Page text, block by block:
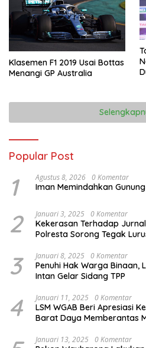
Klasemen F1 2019 Usai Bottas
Menangi GP Australia
Popular Post
1 Agustus 8, 2026 0 Komentar
Iman Memindahkan
2 Januari 3, 2025 0 Komentar
Kekerasan Terhadap
Polresta Sorong Tegak
3 Januari 8, 2025 0 Komentar
Penuhi Hak Warga
Intan Gelar Sidang TPP
4 Januari 11, 2025 0 Komentar
LSM WGAB Beri Apresiasi
Barat Daya Memberantas
Januari 13, 2025 0 Komentar